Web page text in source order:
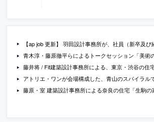
【ap job 更新】 羽田設計事務所が、社員（新卒及び経験者）を
青木淳・藤原徹平らによるトークセッション「美術の空間をめぐる対話 エレメンツ／プログラム／素材」が横浜美術館で開
藤井将 / Fit建築設計事務所による、東京・渋谷の住宅「明るく閉じた旗竿
アトリエ・ワンが会場構成した、青山のスパイラルでの展覧会「ミュージアム・オブ・トゥギャザー」が開催
藤原・室 建築設計事務所による奈良の住宅「生駒の